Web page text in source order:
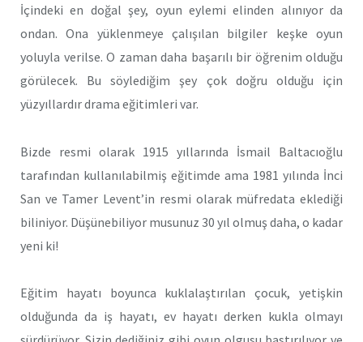
İçindeki en doğal şey, oyun eylemi elinden alınıyor da
ondan. Ona yüklenmeye çalışılan bilgiler keşke oyun
yoluyla verilse. O zaman daha başarılı bir öğrenim olduğu
görülecek. Bu söylediğim şey çok doğru olduğu için
yüzyıllardır drama eğitimleri var.
Bizde resmi olarak 1915 yıllarında İsmail Baltacıoğlu
tarafından kullanılabilmiş eğitimde ama 1981 yılında İnci
San ve Tamer Levent’in resmi olarak müfredata eklediği
biliniyor. Düşünebiliyor musunuz 30 yıl olmuş daha, o kadar
yeni ki!
Eğitim hayatı boyunca kuklalaştırılan çocuk, yetişkin
olduğunda da iş hayatı, ev hayatı derken kukla olmayı